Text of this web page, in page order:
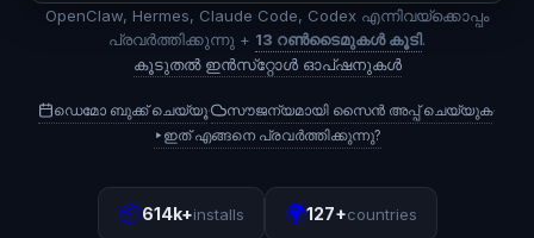
OpenClaw, Hermes, Claude Code, Codex എന്നിവയ്‌ക്കൊപ്പം
പ്രവർത്തിക്കുന്നു + 13 റൺടൈമുകൾ കൂടി.
കൂടുതൽ ഇൻസ്‌റ്റോൾ ഓപ്‌ഷനുകൾ
ഡെമോ ബുക്ക് ചെയ്യൂ· സൗജന്യമായി സൈൻ അപ്പ് ചെയ്യുക·
▸ ഇത് എങ്ങനെ പ്രവർത്തിക്കുന്നു?
📦614k+installs 🌍127+countries